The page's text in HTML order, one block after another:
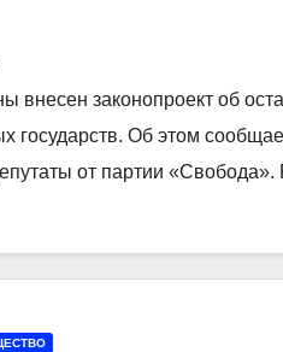
внесен законопроект об
государств. Об этом
от партии